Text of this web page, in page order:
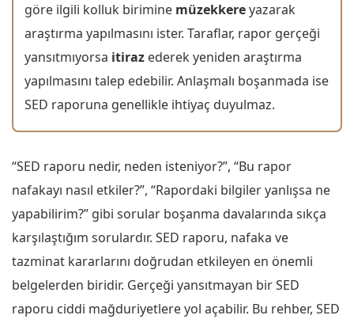
göre ilgili kolluk birimine müzekkereyazarak
araştırma yapılmasını ister. Taraflar, rapor gerçeği
yansıtmıyorsa itiraz ederek yeniden araştırma
yapılmasını talep edebilir. Anlaşmalı boşanmada ise
SED raporuna genellikle ihtiyaç duyulmaz.
“SED raporu nedir, neden isteniyor?”, “Bu rapor
nafakayı nasıl etkiler?”, “Rapordaki bilgiler yanlışsa ne
yapabilirim?” gibi sorular boşanma davalarında sıkça
karşılaştığım sorulardır. SED raporu, nafaka ve
tazminat kararlarını doğrudan etkileyen en önemli
belgelerden biridir. Gerçeği yansıtmayan bir SED
raporu ciddi mağduriyetlere yol açabilir. Bu rehber, SED